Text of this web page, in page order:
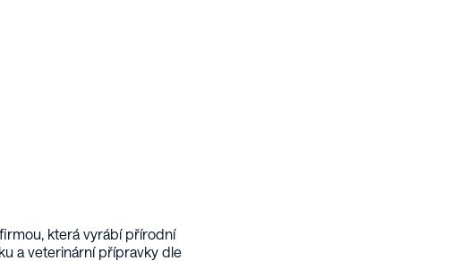
která vyrábí přírodní
a veterinární přípravky dle